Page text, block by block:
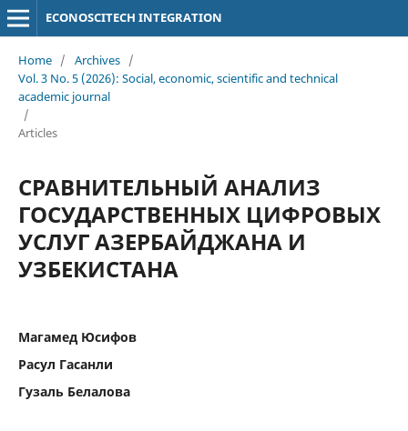
ECONOSCITECH INTEGRATION
Home / Archives /
Vol. 3 No. 5 (2026): Social, economic, scientific and technical
academic journal
/
Articles
СРАВНИТЕЛЬНЫЙ АНАЛИЗ
ГОСУДАРСТВЕННЫХ ЦИФРОВЫХ
УСЛУГ АЗЕРБАЙДЖАНА И
УЗБЕКИСТАНА
Магамед Юсифов
Расул Гасанли
Гузаль Белалова